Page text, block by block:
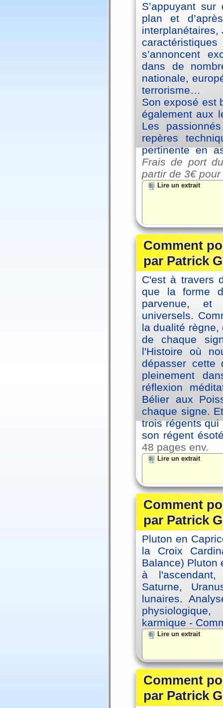
S’appuyant
plan et
interplanétaires,
s’annoncent
dans de
nationale,
terrorisme…
Son exposé est
également aux
Les
repères
pertinente en
Frais de port
partir de 3€
Lire un extrait
Comment
par Patrick
C'est à travers
que la forme
parvenue, et
universels.
la dualité
de chaque
l'Histoire où
dépasser cette
pleinement
réflexion
Bélier aux
chaque signe.
trois régents
son régent
48 pages env.
Lire un extrait
Comment
par Patrick
Pluton en
la Croix
Balance) Pluton
à
Saturne,
lunaires.
karmique -
Lire un extrait
Comment
par Patrick